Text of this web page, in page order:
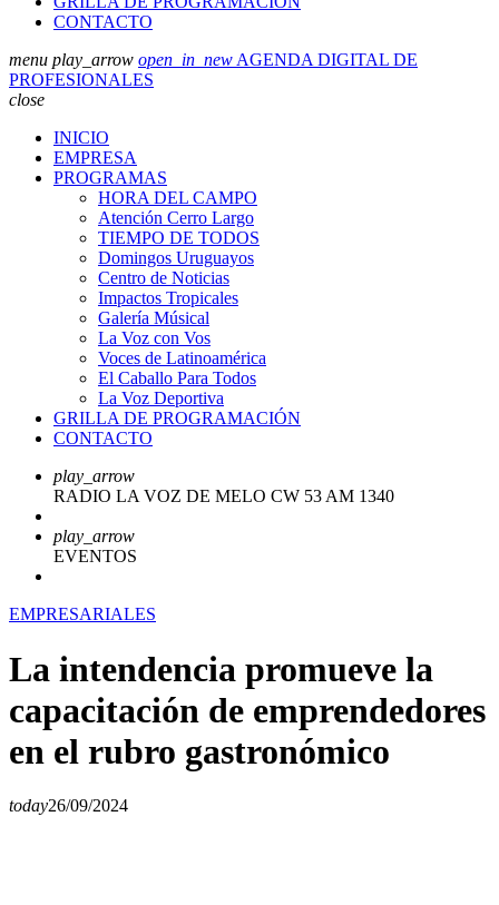
CONTACTO
menu play_arrow open_in_new AGENDA DIGITAL DE
PROFESIONALES
close
INICIO
EMPRESA
PROGRAMAS
HORA DEL CAMPO
Atención Cerro Largo
TIEMPO DE TODOS
Domingos Uruguayos
Centro de Noticias
Impactos Tropicales
Galería Músical
La Voz con Vos
Voces de Latinoamérica
El Caballo Para Todos
La Voz Deportiva
GRILLA DE PROGRAMACIÓN
CONTACTO
play_arrow
RADIO LA VOZ DE MELO CW 53 AM 1340
play_arrow
EVENTOS
EMPRESARIALES
La intendencia promueve la
capacitación de emprendedores
en el rubro gastronómico
today26/09/2024